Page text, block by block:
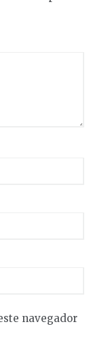
navegador